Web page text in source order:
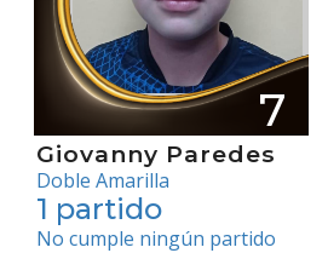
7
Giovanny Paredes
Doble Amarilla
1 partido
No cumple ningún partido